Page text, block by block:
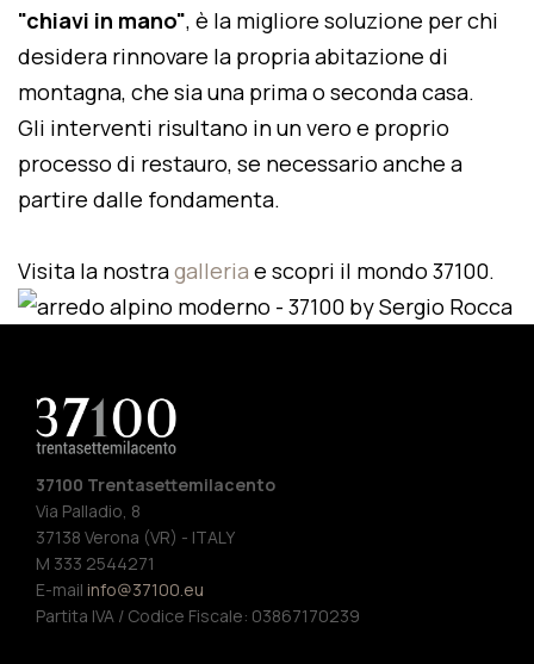
"chiavi in mano", è la migliore soluzione per chi
desidera rinnovare la propria abitazione di
montagna, che sia una prima o seconda casa.
Gli interventi risultano in un vero e proprio
processo di restauro, se necessario anche a
partire dalle fondamenta.
Visita la nostragalleria e scopri il mondo 37100.
37100 Trentasettemilacento
Via Palladio, 8
37138 Verona (VR) - ITALY
M 333 2544271
E-mail info@37100.eu
Partita IVA / Codice Fiscale: 03867170239